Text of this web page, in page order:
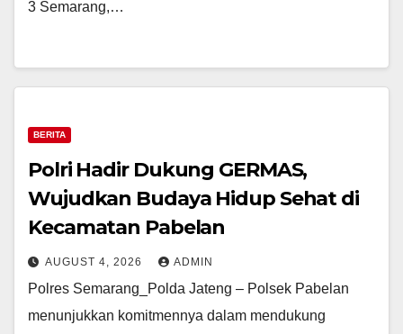
3 Semarang,…
BERITA
Polri Hadir Dukung GERMAS,
Wujudkan Budaya Hidup Sehat di
Kecamatan Pabelan
AUGUST 4, 2026 ADMIN
Polres Semarang_Polda Jateng – Polsek Pabelan
menunjukkan komitmennya dalam mendukung